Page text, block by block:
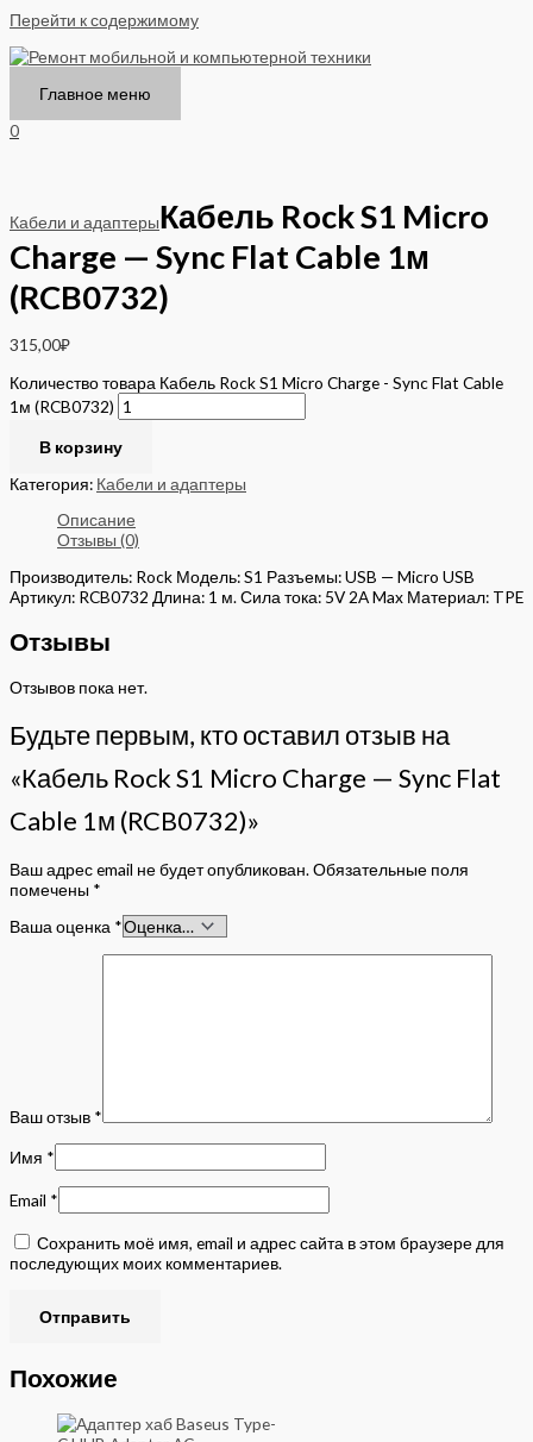
Перейти к содержимому
Главное меню
0
Кабели и адаптерыКабель Rock S1 Micro
Charge — Sync Flat Cable 1м
(RCB0732)
315,00₽
Количество товара Кабель Rock S1 Micro Charge - Sync Flat Cable
1м (RCB0732)
В корзину
Категория: Кабели и адаптеры
Описание
Отзывы (0)
Производитель: Rock Модель: S1 Разъемы: USB — Micro USB
Артикул: RCB0732 Длина: 1 м. Сила тока: 5V 2A Max Материал: TPE
Отзывы
Отзывов пока нет.
Будьте первым, кто оставил отзыв на
«Кабель Rock S1 Micro Charge — Sync Flat
Cable 1м (RCB0732)»
Ваш адрес email не будет опубликован.Обязательные поля
помечены *
Ваша оценка *
Ваш отзыв *
Имя *
Email *
Сохранить моё имя, email и адрес сайта в этом браузере для
последующих моих комментариев.
Похожие